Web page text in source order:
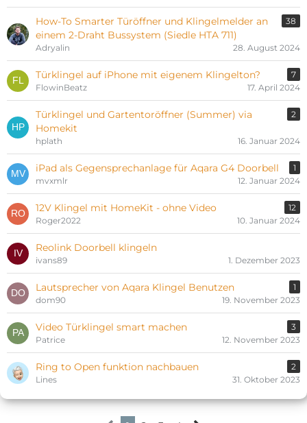
How-To Smarter Türöffner und Klingelmelder an
einem 2-Draht Bussystem (Siedle HTA 711)
38
Adryalin 28. August 2024
Türklingel auf iPhone mit eigenem Klingelton?
7
FlowinBeatz
17. April 2024
Türklingel und Gartentoröffner (Summer) via
Homekit
2
hplath 16. Januar 2024
iPad als Gegensprechanlage für Aqara G4 Doorbell
1
mvxmlr
12. Januar 2024
12V Klingel mit HomeKit - ohne Video
12
Roger2022
10. Januar 2024
Reolink Doorbell klingeln
ivans89 1. Dezember 2023
Lautsprecher von Aqara Klingel Benutzen
1
dom90
19. November 2023
Video Türklingel smart machen
3
Patrice
12. November 2023
Ring to Open funktion nachbauen
2
Lines
31. Oktober 2023